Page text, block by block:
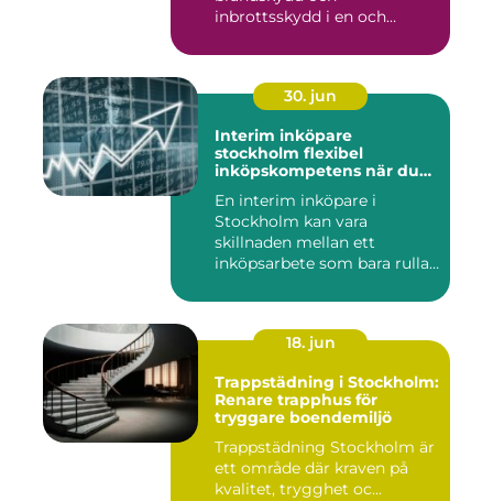
inbrottsskydd i en och
30. jun
Interim inköpare
stockholm flexibel
inköpskompetens när du
En interim inköpare i
Stockholm kan vara
skillnaden mellan ett
inköpsarbete som bara rullar
18. jun
Trappstädning i Stockholm:
Renare trapphus för
tryggare boendemiljö
Trappstädning Stockholm är
ett område där kraven på
kvalitet, trygghet oc...